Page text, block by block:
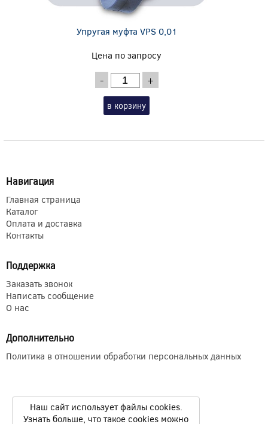
Упругая муфта VPS 0,01
Цена по запросу
- +
в корзину
Навигация
Главная страница
Каталог
Оплата и доставка
Контакты
Поддержка
Заказать звонок
Написать сообщение
О нас
Дополнительно
Политика в отношении обработки персональных данных
Наш сайт использует файлы cookies.
Узнать больше, что такое cookies можно